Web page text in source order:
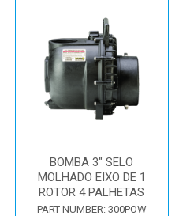
BOMBA 3" SELO
MOLHADO EIXO DE 1
ROTOR 4 PALHETAS
PART NUMBER: 300POW